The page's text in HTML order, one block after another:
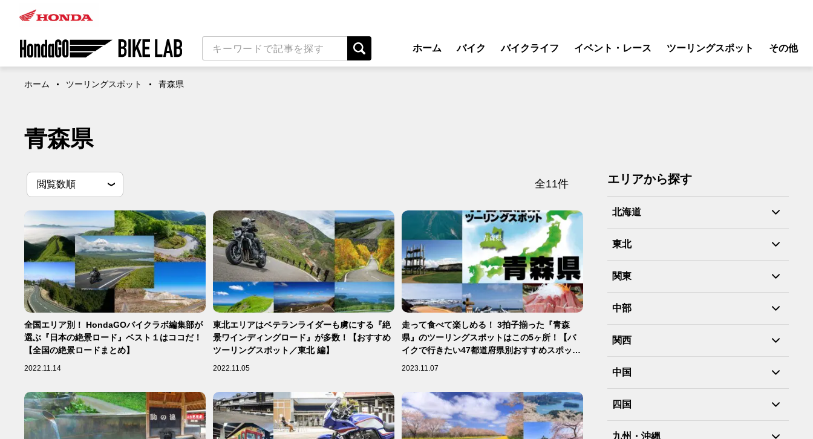
ホーム バイク バイクライフ
レンタルバイク
メンテナンス
イベント・レース ツーリングスポット その他
ホーム ツーリングスポット 青森県
青森県
並
条
件
並べ替え条件
新しい順
古い順
閲覧数順 全11件
全国エリア別！ HondaGOバイクラボ編集部が
選ぶ『日本の絶景ロード』ベスト１はココだ！
【全国の絶景ロードまとめ】
2022.11.14
東北エリアはベテランライダーも虜にする『絶
景ワインディングロード』が多数！【おすすめ
ツーリングスポット／東北 編】
2022.11.05
走って食べて楽しめる！ 3拍子揃った『青森
県』のツーリングスポットはこの5ヶ所！【バ
イクで行きたい47都道府県別おすすめスポット
2023.11.07
エリアから探す
北海道
東北
関東
中部
関西
中国
四国
九州・沖縄